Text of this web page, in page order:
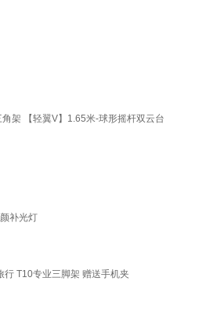
架 【轻翼V】1.65米-球形摇杆双云台
补光灯
T10专业三脚架 赠送手机夹